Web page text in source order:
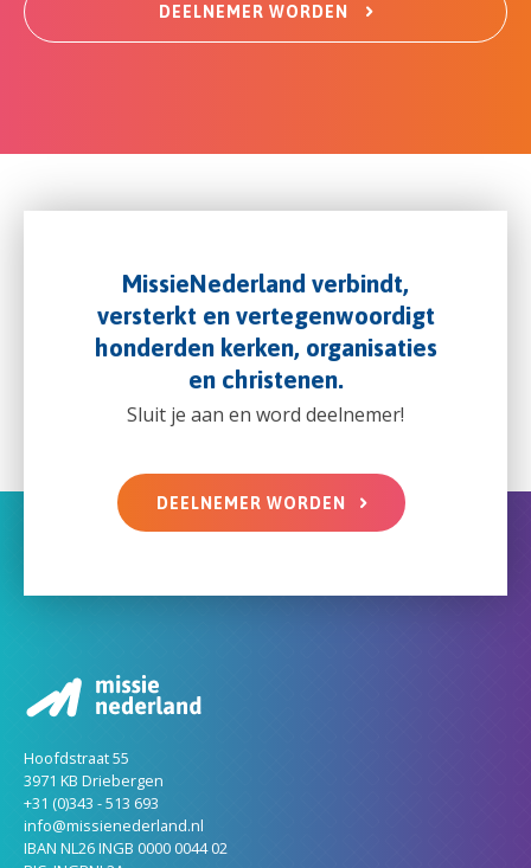
DEELNEMER WORDEN
MissieNederland verbindt,
versterkt en vertegenwoordigt
honderden kerken, organisaties
en christenen.
Sluit je aan en word deelnemer!
DEELNEMER WORDEN
Hoofdstraat 55
3971 KB Driebergen
+31 (0)343 - 513 693
info@missienederland.nl
IBAN NL26 INGB 0000 0044 02